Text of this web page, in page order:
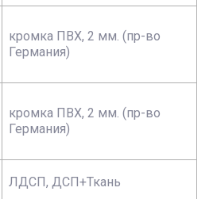
кромка ПВХ, 2 мм. (пр-во
Германия)
кромка ПВХ, 2 мм. (пр-во
Германия)
ЛДСП, ДСП+Ткань